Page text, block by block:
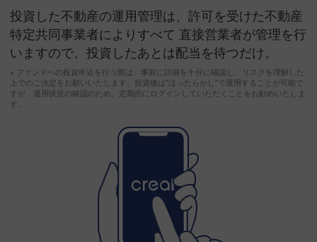
投資した不動産の運用管理は、許可を受けた不動産
特定共同事業者によりすべて 直接営業者が管理を行
いますので、投資したあとは配当を待つだけ。
※ ファンドへの投資申込を行う際は、事前に詳細を十分に確認し、リスクを理解した
上でのご決定をお願いいたします。投資後は"ほったらかし"で運用することが可能で
すが、運用状況の確認のため、定期的にログインしていただくことをお勧めいたしま
す。